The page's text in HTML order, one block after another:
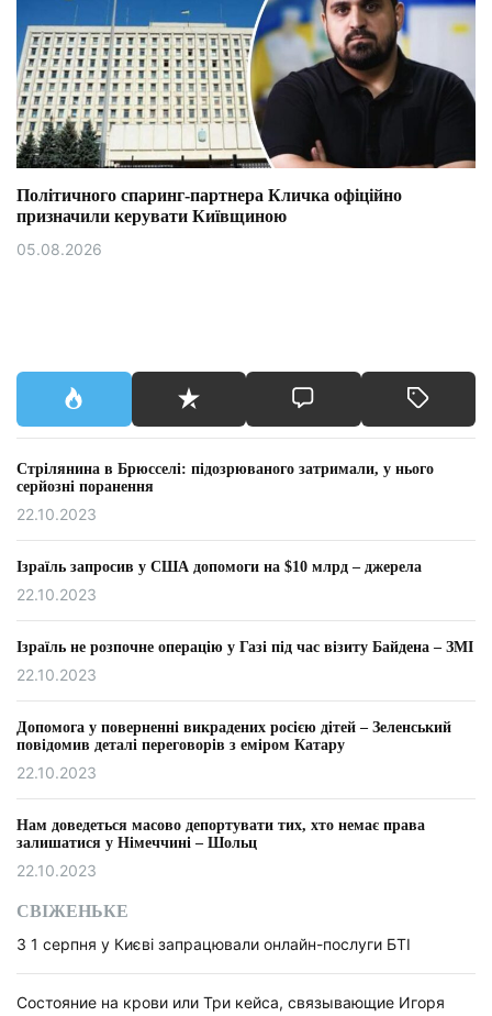
Політичного спаринг-партнера Кличка офіційно
призначили керувати Київщиною
05.08.2026
Стрілянина в Брюсселі: підозрюваного затримали, у нього
серйозні поранення
22.10.2023
Ізраїль запросив у США допомоги на $10 млрд – джерела
22.10.2023
Ізраїль не розпочне операцію у Газі під час візиту Байдена – ЗМІ
22.10.2023
Допомога у поверненні викрадених росією дітей – Зеленський
повідомив деталі переговорів з еміром Катару
22.10.2023
Нам доведеться масово депортувати тих, хто немає права
залишатися у Німеччині – Шольц
22.10.2023
СВІЖЕНЬКЕ
З 1 серпня у Києві запрацювали онлайн-послуги БТІ
Состояние на крови или Три кейса, связывающие Игоря